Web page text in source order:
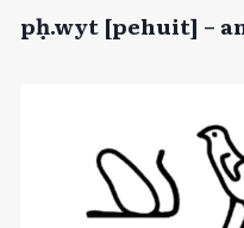
pḥ.wyt [pehuit] –